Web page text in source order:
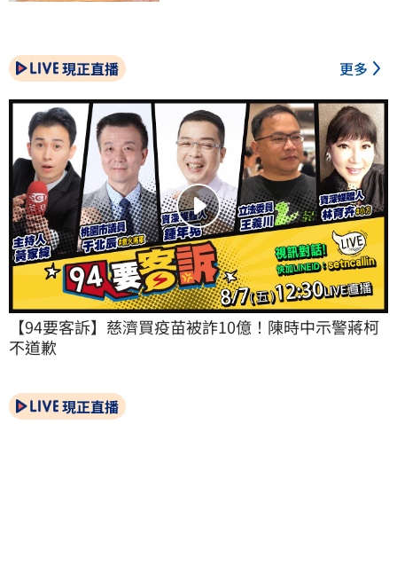
現正直播 更多
【94要客訴】慈濟買疫苗被詐10億！陳時中示警蔣柯
不道歉
現正直播